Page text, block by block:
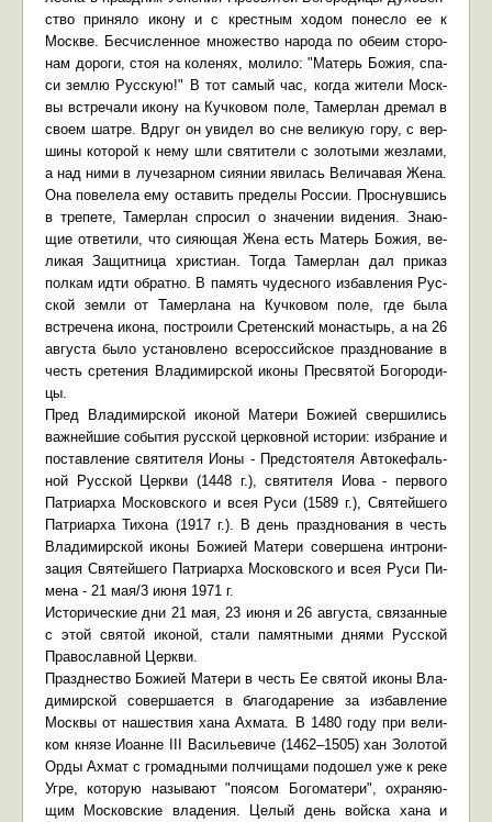
ство при­ня­ло ико­ну и с крест­ным хо­дом по­нес­ло ее к
Москве. Бес­чис­лен­ное мно­же­ство на­ро­да по обе­им сто­ро­
нам до­ро­ги, стоя на ко­ле­нях, мо­ли­ло: "Ма­терь Бо­жия, спа­
си зем­лю Рус­скую!" В тот са­мый час, ко­гда жи­те­ли Моск­
вы встре­ча­ли ико­ну на Куч­ко­вом по­ле, Та­мер­лан дре­мал в
сво­ем шат­ре. Вдруг он уви­дел во сне ве­ли­кую го­ру, с вер­
ши­ны ко­то­рой к нему шли свя­ти­те­ли с зо­ло­ты­ми жез­ла­ми,
а над ни­ми в лу­че­зар­ном си­я­нии яви­лась Ве­ли­ча­вая Же­на.
Она по­ве­ле­ла ему оста­вить пре­де­лы Рос­сии. Проснув­шись
в тре­пе­те, Та­мер­лан спро­сил о зна­че­нии ви­де­ния. Зна­ю­
щие от­ве­ти­ли, что си­я­ю­щая Же­на есть Ма­терь Бо­жия, ве­
ли­кая За­щит­ни­ца хри­сти­ан. То­гда Та­мер­лан дал при­каз
пол­кам ид­ти об­рат­но. В па­мять чу­дес­но­го из­бав­ле­ния Рус­
ской зем­ли от Та­мер­ла­на на Куч­ко­вом по­ле, где бы­ла
встре­че­на ико­на, по­стро­и­ли Сре­тен­ский мо­на­стырь, а на 26
ав­гу­ста бы­ло уста­нов­ле­но все­рос­сий­ское празд­но­ва­ние в
честь сре­те­ния Вла­ди­мир­ской ико­ны Пре­свя­той Бо­го­ро­ди­
цы.
Пред Вла­ди­мир­ской ико­ной Ма­те­ри Бо­жи­ей свер­ши­лись
важ­ней­шие со­бы­тия рус­ской цер­ков­ной ис­то­рии: из­бра­ние и
по­став­ле­ние свя­ти­те­ля Ио­ны - Пред­сто­я­те­ля Ав­то­ке­фаль­
ной Рус­ской Церк­ви (1448 г.), свя­ти­те­ля Иова - пер­во­го
Пат­ри­ар­ха Мос­ков­ско­го и всея Ру­си (1589 г.), Свя­тей­ше­го
Пат­ри­ар­ха Ти­хо­на (1917 г.). В день празд­но­ва­ния в честь
Вла­ди­мир­ской ико­ны Бо­жи­ей Ма­те­ри со­вер­ше­на ин­тро­ни­
за­ция Свя­тей­ше­го Пат­ри­ар­ха Мос­ков­ско­го и всея Ру­си Пи­
ме­на - 21 мая/3 июня 1971 г.
Ис­то­ри­че­ские дни 21 мая, 23 июня и 26 ав­гу­ста, свя­зан­ные
с этой свя­той ико­ной, ста­ли па­мят­ны­ми дня­ми Рус­ской
Пра­во­слав­ной Церк­ви.
Празд­не­ство Бо­жи­ей Ма­те­ри в честь Ее свя­той ико­ны Вла­
ди­мир­ской со­вер­ша­ет­ся в бла­го­да­ре­ние за из­бав­ле­ние
Моск­вы от на­ше­ствия ха­на Ах­ма­та. В 1480 го­ду при ве­ли­
ком кня­зе Иоанне III Ва­си­лье­ви­че (1462–1505) хан Зо­ло­той
Ор­ды Ах­мат с гро­мад­ны­ми пол­чи­ща­ми по­до­шел уже к ре­ке
Уг­ре, ко­то­рую на­зы­ва­ют "по­я­сом Бо­го­ма­те­ри", охра­ня­ю­
щим Мос­ков­ские вла­де­ния. Це­лый день вой­ска ха­на и